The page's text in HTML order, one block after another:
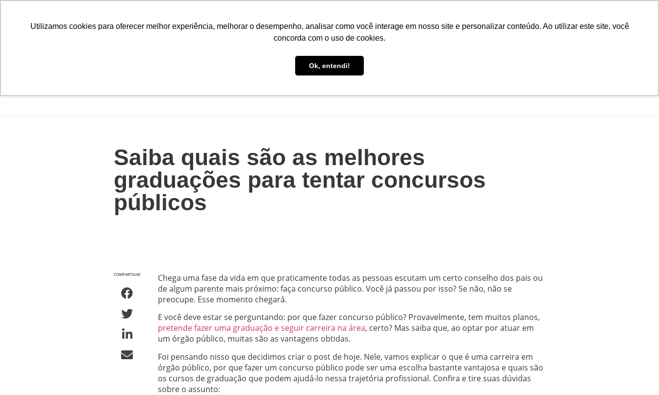
Utilizamos cookies para oferecer melhor experiência, melhorar o desempenho, analisar como você interage em nosso site e personalizar conteúdo. Ao utilizar este site, você
concorda com o uso de cookies.
Ok, entendi!
CONHEÇA A FARO CURSOS
Saiba quais são as melhores
graduações para tentar concursos
público​s
COMPARTILHE
Chega uma fase da vida em que praticamente todas as pessoas escutam um certo conselho dos pais ou
de algum parente mais próximo: faça concurso público. Você já passou por isso? Se não, não se
preocupe. Esse momento chegará.
E você deve estar se perguntando: por que fazer concurso público? Provavelmente, tem muitos planos,
pretende fazer uma graduação e seguir carreira na área, certo? Mas saiba que, ao optar por atuar em
um órgão público, muitas são as vantagens obtidas.
Foi pensando nisso que decidimos criar o post de hoje. Nele, vamos explicar o que é uma carreira em
órgão público, por que fazer um concurso público pode ser uma escolha bastante vantajosa e quais são
os cursos de graduação que podem ajudá-lo nessa trajetória profissional. Confira e tire suas dúvidas
sobre o assunto: